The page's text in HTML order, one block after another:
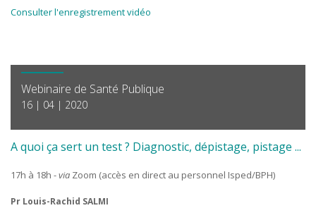
Consulter l'enregistrement vidéo
Webinaire de Santé Publique
16 | 04 | 2020
A quoi ça sert un test ? Diagnostic, dépistage, pistage ...
17h à 18h -via Zoom (accès en direct au personnel Isped/BPH)
Pr Louis-Rachid SALMI